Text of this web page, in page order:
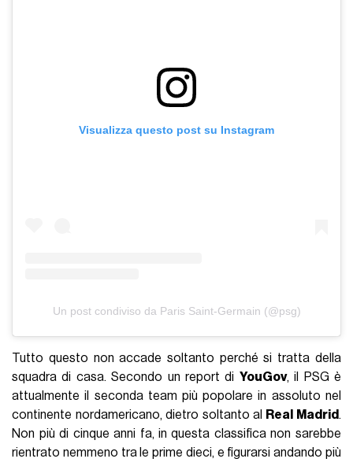
Visualizza questo post su Instagram
Un post condiviso da Paris Saint-Germain (@psg)
Tutto questo non accade soltanto perché si tratta della
squadra di casa. Secondo un report di YouGov, il PSG è
attualmente il seconda team più popolare in assoluto nel
continente nordamericano, dietro soltanto al
Real Madrid.
Non più di cinque anni fa, in questa classifica non sarebbe
rientrato nemmeno tra le prime dieci, e figurarsi andando più